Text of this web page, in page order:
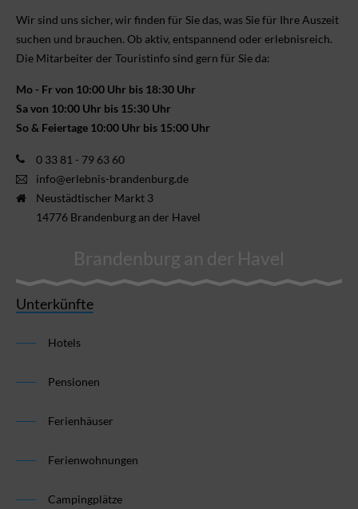
Wir sind uns sicher, wir finden für Sie das, was Sie für Ihre Aus­zeit
suchen und brauchen. Ob aktiv, ent­spannend oder erlebnis­reich.
Die Mitarbeiter der Touristinfo sind gern für Sie da:
Mo - Fr von 10:00 Uhr bis 18:30 Uhr
Sa von 10:00 Uhr bis 15:30 Uhr
So & Feiertage 10:00 Uhr bis 15:00 Uhr
0 33 81 - 79 63 60
info@erlebnis-brandenburg.de
Neustädtischer Markt 3
14776 Brandenburg an der Havel
Brandenburg an der Havel
Unterkünfte
Hotels
Pensionen
Ferienhäuser
Ferienwohnungen
Campingplätze